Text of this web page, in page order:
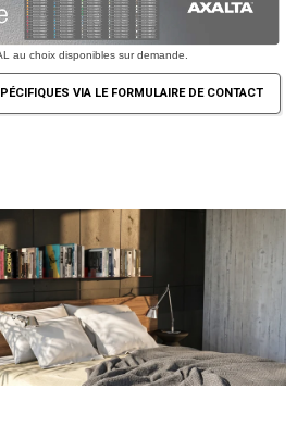
au choix disponibles sur demande.
VIA LE FORMULAIRE DE CONTACT